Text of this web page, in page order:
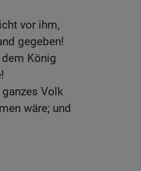
vor ihm,
gegeben!
König
Volk
wäre; und